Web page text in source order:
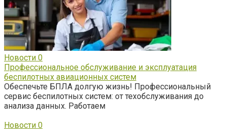
Новости 0
Профессиональное обслуживание и эксплуатация
беспилотных авиационных систем
Обеспечьте БПЛА долгую жизнь! Профессиональный
сервис беспилотных систем: от техобслуживания до
анализа данных. Работаем
Новости 0